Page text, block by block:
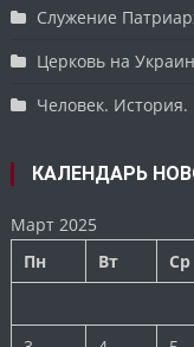
Служение
Церковь на
Человек.
КАЛЕНДАРЬ
Март 2025
Пн
Вт Ср